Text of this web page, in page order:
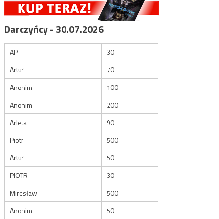
Darczyńcy - 30.07.2026
AP
30
Artur
70
Anonim
100
Anonim
200
Arleta
90
Piotr
500
Artur
50
PIOTR
30
Mirosław
500
Anonim
50